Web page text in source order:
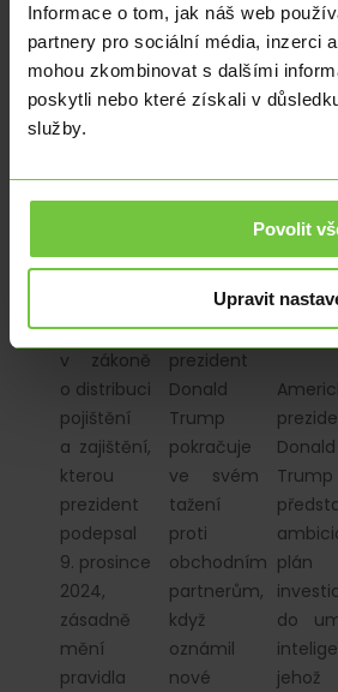
Informace o tom, jak náš web
partnery pro sociální média, inzerci
mohou zkombinovat s dalšími
poskytli nebo které získali v
služby.
Povolit
Upravit
ANALÝZY|
Nová
pojištění
Změna
v zákoně
o distribuci
pojištění
a zajištění,
kterou
prezident
podepsal
9. prosince
2024,
zásadně
mění
pravidla
ANALÝZY|
trzích
Americký
prezident
Donald
Trump
pokračuje
ve svém
tažení
proti
obchodním
partnerům,
když
oznámil
nové
ANALÝZY
Donald
Trump
plán
investic
do
jehož